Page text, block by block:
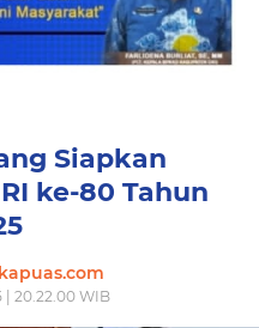
Siapkan
ke-80 Tahun
| 20.22.00 WIB